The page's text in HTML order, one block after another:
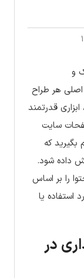
و
اصلی هر طراح
قدرتمند
سایت
که
داده شود.
را بر اساس
استفاده یا
در